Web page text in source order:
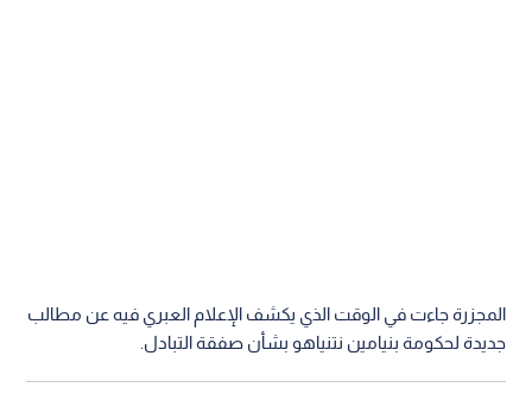
المجزرة جاءت في الوقت الذي يكشف الإعلام العبري فيه عن مطالب
جديدة لحكومة بنيامين نتنياهو بشأن صفقة التبادل.